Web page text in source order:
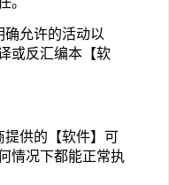
确允许的活动以
或反汇编本【软
提供的【软件】可
情况下都能正常执